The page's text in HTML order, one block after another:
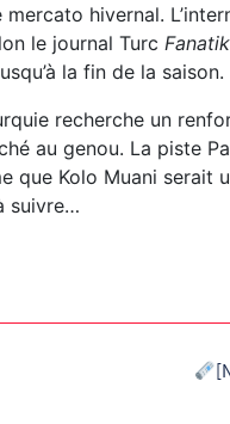
hivernal.
le journal Turc Fanatik
la fin de la saison.
recherche un
au genou. La piste
que Kolo Muani
suivre…